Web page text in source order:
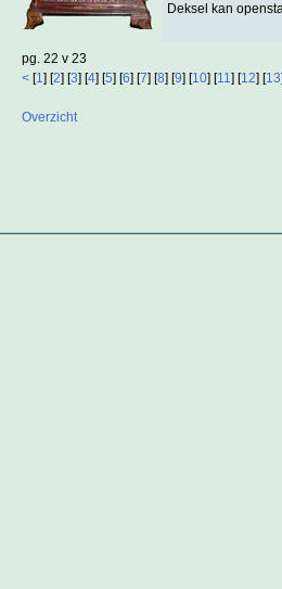
Deksel kan
pg. 22 v 23
< [1] [2] [3] [4] [5] [6] [7] [8] [9] [10] [11] [12] [13
Overzicht